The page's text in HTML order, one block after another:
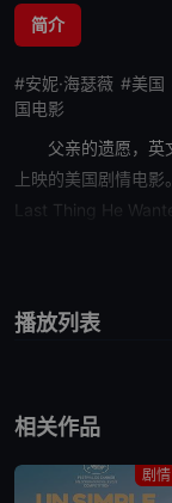
简介
#安妮·海瑟薇 #美国
国电影
父亲的遗愿，英
上映的美国剧情电
Last Thing He
说改编，迪·里斯([
播放列表
相关作品
剧情